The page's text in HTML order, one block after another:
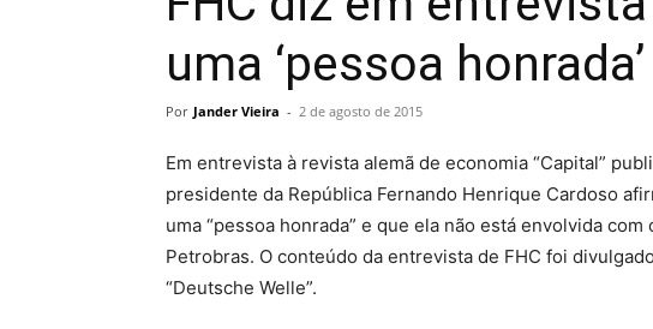
uma ‘pessoa honrada’
Por Jander Vieira - 2 de agosto de 2015
Em entrevista à revista alemã de economia “Capital”
presidente da República Fernando Henrique Cardoso
uma “pessoa honrada” e que ela não está envolvida
Petrobras. O conteúdo da entrevista de FHC foi
“Deutsche Welle”.